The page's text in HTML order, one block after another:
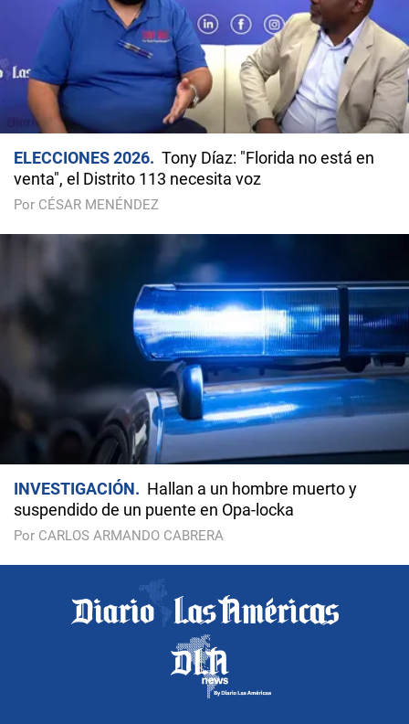
ELECCIONES 2026
Tony Díaz: "Florida no está en
venta", el Distrito 113 necesita voz
Por CÉSAR MENÉNDEZ
INVESTIGACIÓN
Hallan a un hombre muerto y
suspendido de un puente en Opa-locka
Por CARLOS ARMANDO CABRERA